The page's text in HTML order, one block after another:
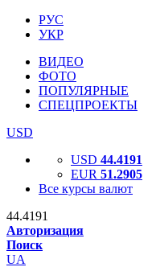
РУС
УКР
ВИДЕО
ФОТО
ПОПУЛЯРНЫЕ
СПЕЦПРОЕКТЫ
USD
USD 44.4191
EUR 51.2905
Все курсы валют
44.4191
Авторизация
Поиск
UA